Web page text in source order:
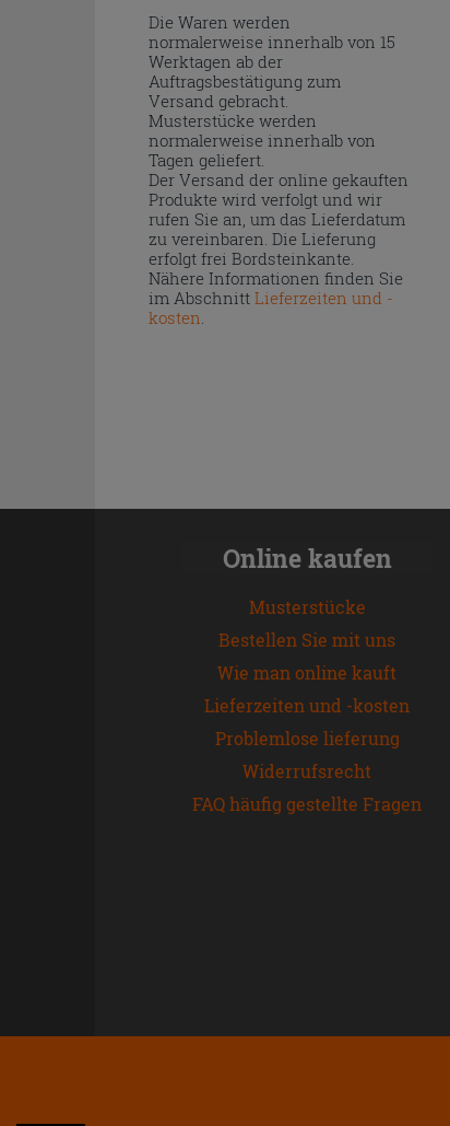
Die Waren werden
normalerweise innerhalb von 15
Werktagen ab der
Auftragsbestätigung zum
Versand gebracht.
Musterstücke werden
normalerweise innerhalb von
Tagen geliefert.
Der Versand der online gekauften
Produkte wird verfolgt und wir
rufen Sie an, um das Lieferdatum
zu vereinbaren. Die Lieferung
erfolgt frei Bordsteinkante.
Nähere Informationen finden Sie
im Abschnitt Lieferzeiten und -
kosten.
Online kaufen
Musterstücke
Bestellen Sie mit uns
Wie man online kauft
Lieferzeiten und -kosten
Problemlose lieferung
Widerrufsrecht
FAQ häufig gestellte Fragen